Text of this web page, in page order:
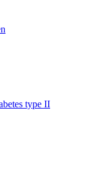
type II